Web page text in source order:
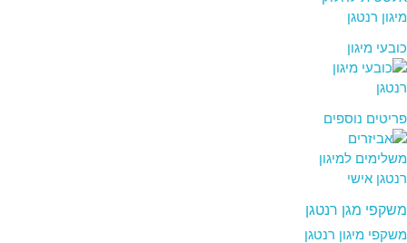
כובעי מיגון
פריטים נוספים
משקפי מגן רנטגן
משקפי מיגון רנטגן